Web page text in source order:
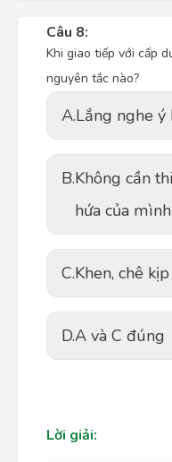
Câu 8:
Khi giao tiếp với cấp
nguyên tắc nào?
A.Lắng nghe ý
B.Không cần
hứa của
C.Khen, chê
D.A và C đúng
Lời giải: